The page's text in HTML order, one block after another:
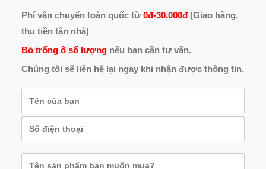
Phí vận chuyển toàn quốc từ 0đ-30.000đ(Giao hàng,
thu tiền tận nhà)
Bỏ trống ô số lượngnếu bạn cần tư vấn.
Chúng tôi sẽ liên hệ lại ngay khi nhận được thông tin.